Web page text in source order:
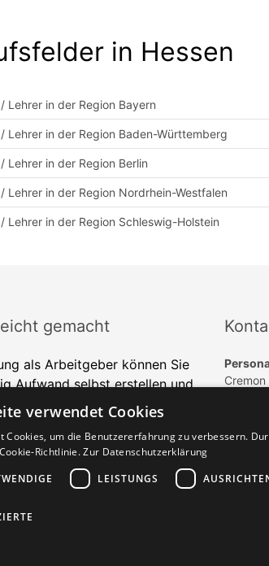
in Hessen
Lehrer in der Region Bayern
Lehrer in der Region Baden-Württemberg
in der Region Berlin
Lehrer in der Region Nordrhein-Westfalen
Lehrer in der Region Schleswig-Holstein
gemacht
als Arbeitgeber können Sie
Aufwand selbst erstellen und
geeignete Bewerber*innen
Cremon
E-Mail:
vorbehalten.
verwendet Cookies
Cookies, um die Benutzererfahrung zu verbessern.
Richtlinie.Zur Datenschutzerklärung
LEISTUNGS